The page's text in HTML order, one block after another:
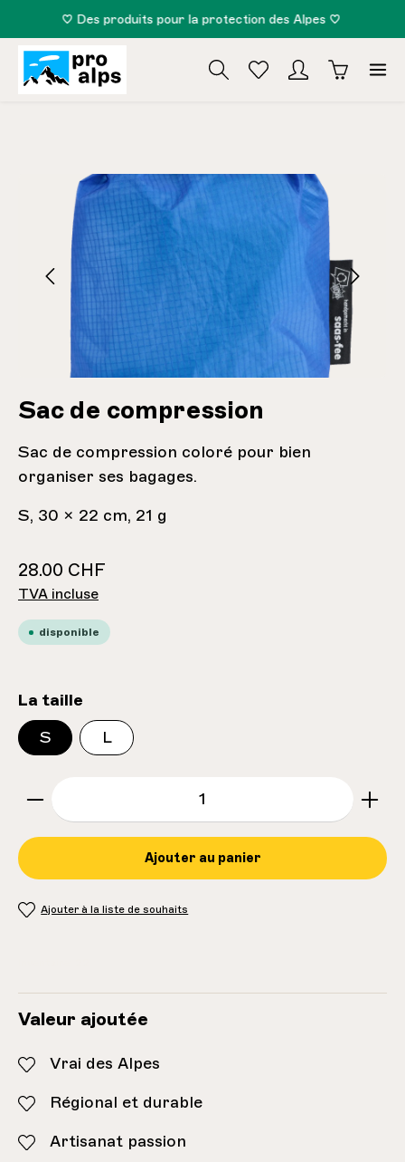
principal
♡ Des produits pour la protection des Alpes ♡
Ignorer la galerie d'images
Sac de compression
Sac de compression coloré pour bien
organiser ses bagages.
S, 30 x 22 cm, 21 g
28.00 CHF
TVA incluse
disponible
La taille
S
L
Ajouter au panier
Ajouter à la liste de souhaits
Valeur ajoutée
Vrai des Alpes
Régional et durable
Artisanat passion